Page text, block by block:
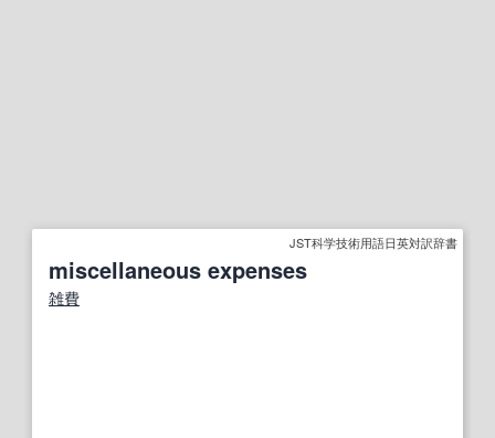
JST科学技術用語日英対訳辞書
miscellaneous expenses
雑費